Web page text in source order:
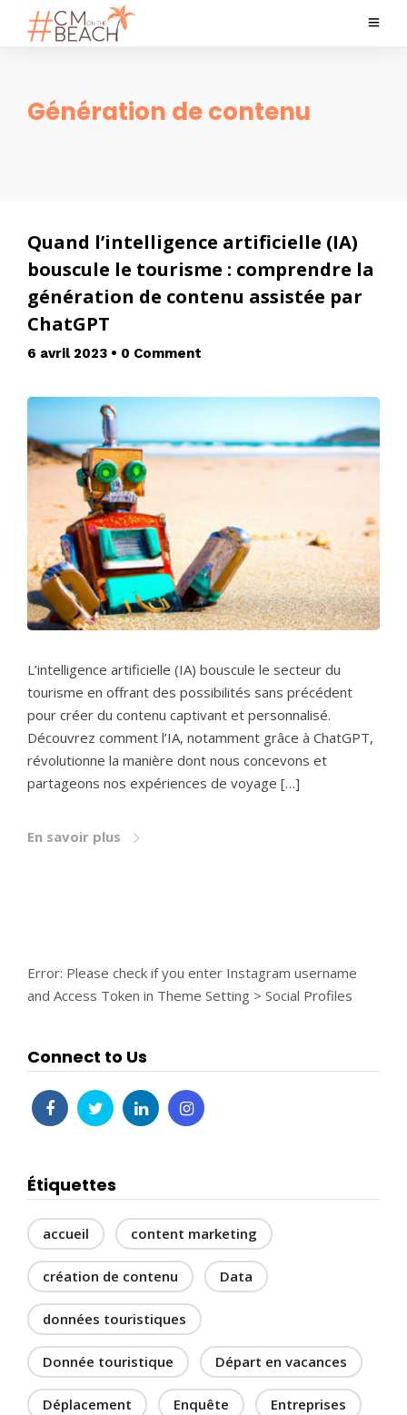
Génération de contenu
Quand l’intelligence artificielle (IA)
bouscule le tourisme : comprendre la
génération de contenu assistée par
ChatGPT
6 avril 2023 • 0 Comment
L’intelligence artificielle (IA) bouscule le secteur du
tourisme en offrant des possibilités sans précédent
pour créer du contenu captivant et personnalisé.
Découvrez comment l’IA, notamment grâce à ChatGPT,
révolutionne la manière dont nous concevons et
partageons nos expériences de voyage […]
En savoir plus
Error: Please check if you enter Instagram username
and Access Token in Theme Setting > Social Profiles
Connect to Us
Étiquettes
accueil content marketing
création de contenu Data
données touristiques
Donnée touristique Départ en vacances
Déplacement Enquête Entreprises